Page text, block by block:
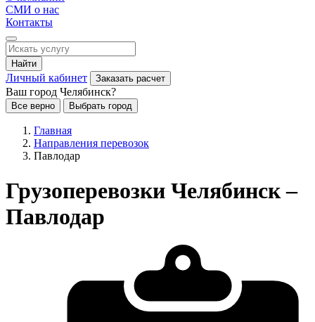
СМИ о нас
Контакты
Найти
Личный кабинет Заказать расчет
Ваш город Челябинск?
Все верно Выбрать город
Главная
Направления перевозок
Павлодар
Грузоперевозки Челябинск –
Павлодар